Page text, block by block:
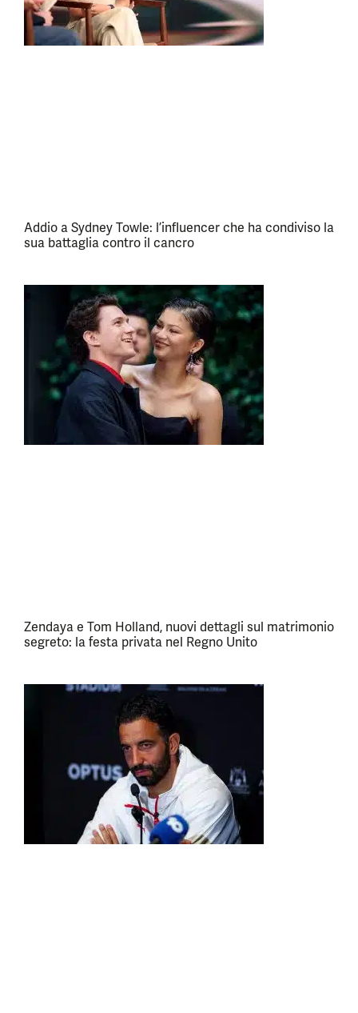
Addio a Sydney Towle: l’influencer che ha condiviso la
sua battaglia contro il cancro
Zendaya e Tom Holland, nuovi dettagli sul matrimonio
segreto: la festa privata nel Regno Unito